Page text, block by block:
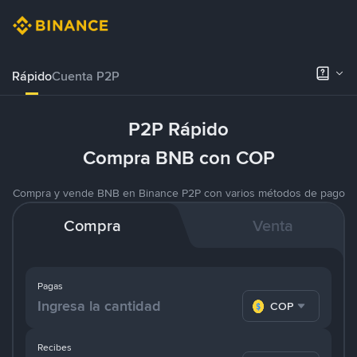
RápidoCuenta P2P
P2P Rápido
Compra BNB con COP
Compra y vende BNB en Binance P2P con varios métodos de pago
Compra Venta
Pagas
COP
Recibes